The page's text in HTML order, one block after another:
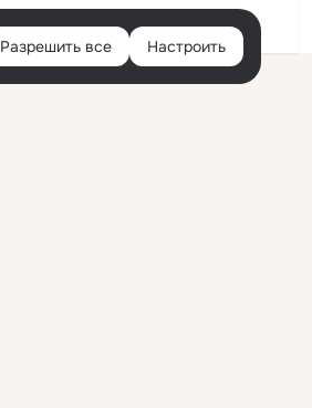
Войти
Разрешить все Настроить